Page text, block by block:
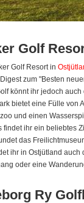
Golf
Golf Resort in
zum "Besten
könnt ihr jedoch
bietet eine Fülle von
und einen
findet ihr ein beliebtes
das
ihr in Ostjütland
oder eine
Ry